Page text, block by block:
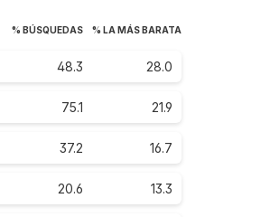
% BÚSQUEDAS % LA MÁS BARATA
48.3 28.0
75.1 21.9
37.2 16.7
20.6 13.3